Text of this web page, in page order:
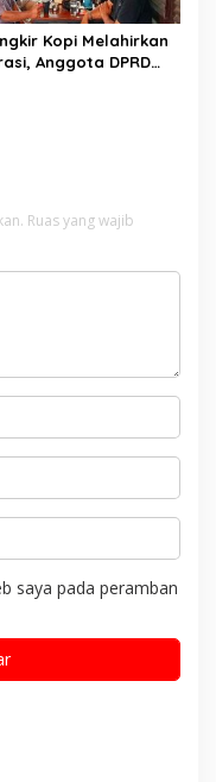
Kopi Melahirkan
Anggota DPRD
Ruas yang wajib
saya pada peramban